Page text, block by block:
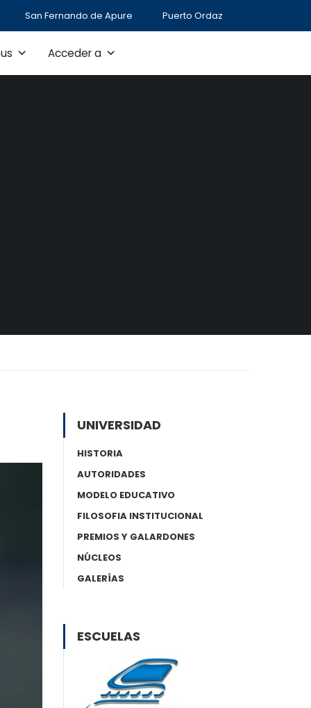
San Fernando de Apure Puerto Ordaz
Acceder a
UNIVERSIDAD
HISTORIA
AUTORIDADES
MODELO EDUCATIVO
FILOSOFIA INSTITUCIONAL
PREMIOS Y GALARDONES
NÚCLEOS
GALERÍAS
ESCUELAS